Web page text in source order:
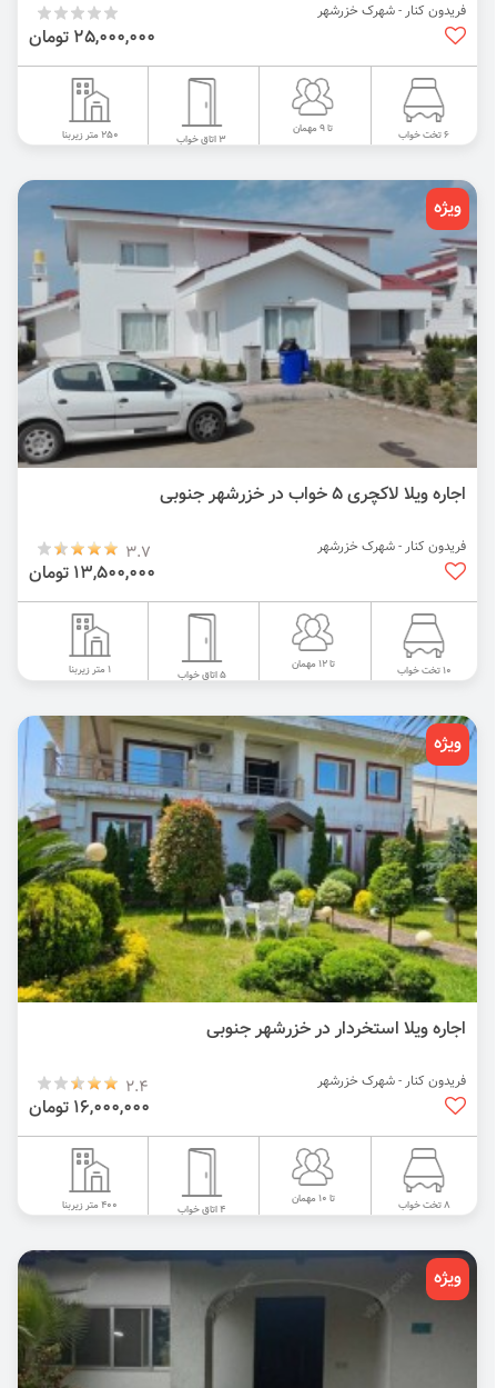
فریدون کنار - شهرک خزرشهر
25,000,000 تومان
6 تخت خواب تا 9 مهمان
3 اتاق خواب 250 متر زیربنا
ویژه
اجاره ویلا لاکچری 5 خواب در خزرشهر جنوبی
فریدون کنار - شهرک خزرشهر 3.7
13,500,000 تومان
10 تخت خواب تا 12 مهمان
5 اتاق خواب 1 متر زیربنا
ویژه
اجاره ویلا استخردار در خزرشهر جنوبی
فریدون کنار - شهرک خزرشهر 2.4
16,000,000 تومان
8 تخت خواب تا 10 مهمان
4 اتاق خواب 400 متر زیربنا
ویژه